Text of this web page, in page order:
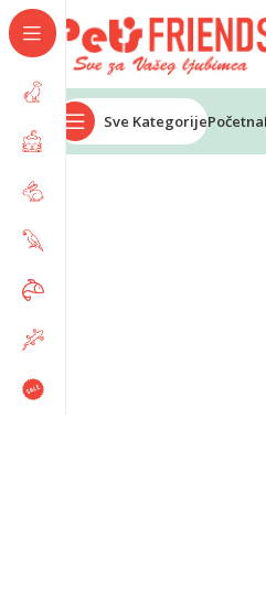
Sve KategorijePočetna
Home Psi Kozmetika i